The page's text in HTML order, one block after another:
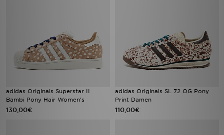
adidas Originals Superstar II
Bambi Pony Hair Women's
130,00€
adidas Originals SL 72 OG Pony
Print Damen
110,00€